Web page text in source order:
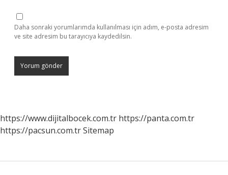
Daha sonraki yorumlarımda kullanılması için adım, e-posta adresim
ve site adresim bu tarayıcıya kaydedilsin.
https://www.dijitalbocek.com.tr https://panta.com.tr
https://pacsun.com.trSitemap